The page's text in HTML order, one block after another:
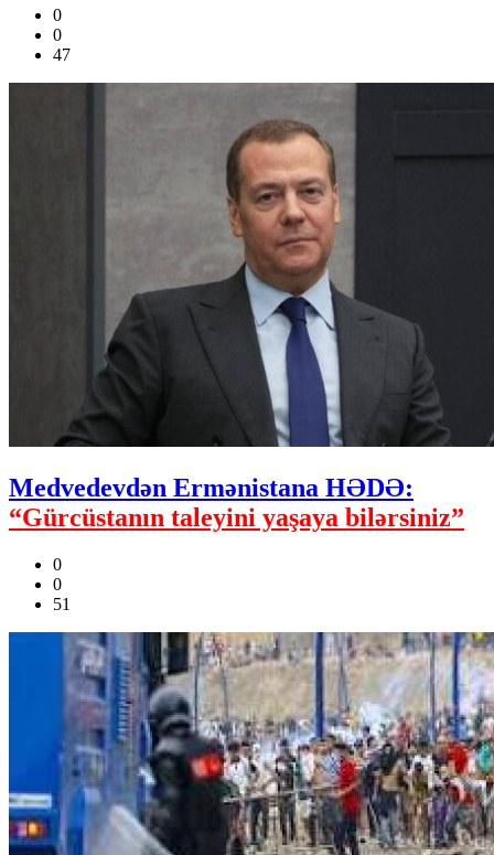
0
0
47
Medvedevdən Ermənistana HƏDƏ:
“Gürcüstanın taleyini yaşaya bilərsiniz”
0
0
51